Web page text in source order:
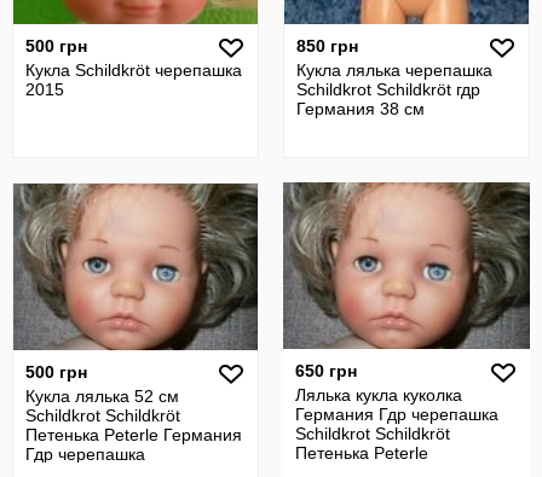
500 грн
Кукла Schildkröt черепашка
2015
850 грн
Кукла лялька черепашка
Schildkrot Schildkröt гдр
Германия 38 см
500 грн
Кукла лялька 52 см
Schildkrot Schildkröt
Петенька Peterle Германия
Гдр черепашка
650 грн
Лялька кукла куколка
Германия Гдр черепашка
Schildkrot Schildkröt
Петенька Peterle